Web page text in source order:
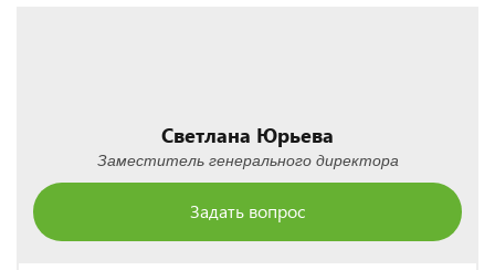
Светлана Юрьева
Заместитель генерального директора
Задать вопрос